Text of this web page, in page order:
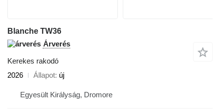
Blanche TW36
Árverés
Kerekes rakodó
2026
Állapot új
Egyesült Királyság, Dromore